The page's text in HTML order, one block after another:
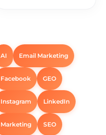
AI Email Marketing
Facebook GEO
Instagram LinkedIn
Marketing SEO